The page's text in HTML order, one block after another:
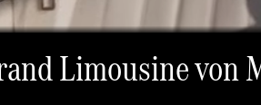
Innenhof eines
wehen sanft um das Fahrzeug und
Limousine von